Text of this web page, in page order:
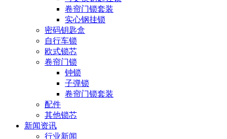
卷帘门锁套装
实心钢挂锁
密码钥匙盒
自行车锁
欧式锁芯
卷帘门锁
钟锁
子弹锁
卷帘门锁套装
配件
其他锁芯
新闻资讯
行业新闻